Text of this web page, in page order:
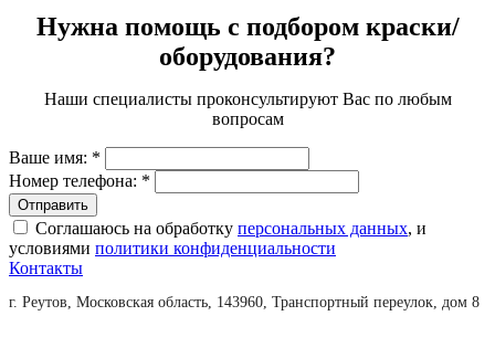
Нужна помощь с подбором краски/
оборудования?
Наши специалисты проконсультируют Вас по любым
вопросам
Ваше имя: *
Номер телефона: *
Соглашаюсь на обработку персональных данных, и
условиями политики конфиденциальности
Контакты
г. Реутов, Московская область, 143960, Транспортный переулок, дом 8